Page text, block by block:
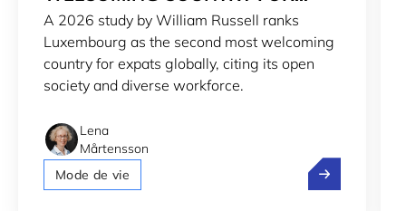
EXPATS IN 2026
A 2026 study by William Russell ranks
Luxembourg as the second most welcoming
country for expats globally, citing its open
society and diverse workforce.
Lena
Mårtensson
Mode de vie
Luxembourg